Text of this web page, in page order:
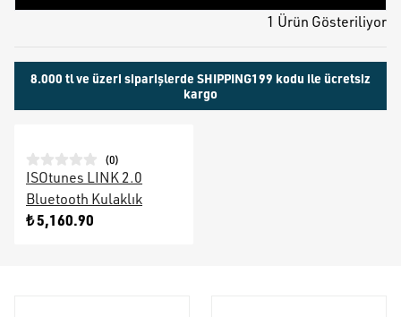
1 Ürün Gösteriliyor
8.000 tl ve üzeri siparişlerde SHIPPING199 kodu ile ücretsiz
kargo
(0)
ISOtunes LINK 2.0
Bluetooth Kulaklık
₺ 5,160.90